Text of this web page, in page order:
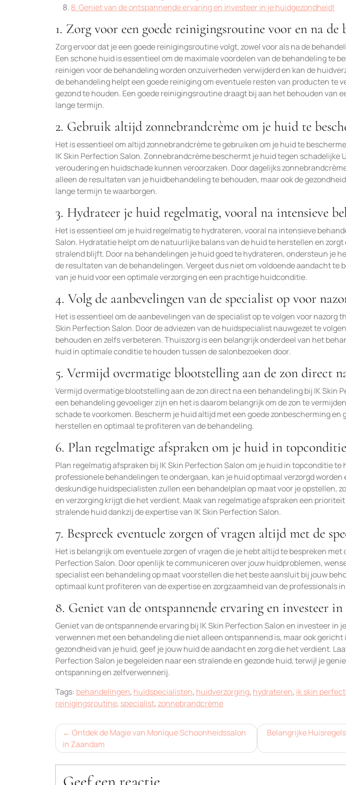
8. Geniet van de ontspannende ervaring en investeer in je huidgezondheid!
1. Zorg voor een goede reinigingsroutine voor en na de
Zorg ervoor dat je een goede reinigingsroutine volgt, zowel voor als na de
Een schone huid is essentieel om de maximale voordelen van de behandeling te
reinigen voor de behandeling worden onzuiverheden verwijderd en kan de
de behandeling helpt een goede reiniging om eventuele resten van producten te
gezond te houden. Een goede reinigingsroutine draagt bij aan het behouden van
lange termijn.
2. Gebruik altijd zonnebrandcrème om je huid te
Het is essentieel om altijd zonnebrandcrème te gebruiken om je huid te
IK Skin Perfection Salon. Zonnebrandcrème beschermt je huid tegen schadelijke
veroudering en huidschade kunnen veroorzaken. Door dagelijks
alleen de resultaten van je huidbehandeling te behouden, maar ook de
lange termijn te waarborgen.
3. Hydrateer je huid regelmatig, vooral na intensieve
Het is essentieel om je huid regelmatig te hydrateren, vooral na intensieve
Salon. Hydratatie helpt om de natuurlijke balans van de huid te herstellen en zorgt
stralend blijft. Door na behandelingen je huid goed te hydrateren, ondersteun je
de resultaten van de behandelingen. Vergeet dus niet om voldoende aandacht te
van je huid voor een optimale verzorging en een prachtige huidconditie.
4. Volg de aanbevelingen van de specialist op voor
Het is essentieel om de aanbevelingen van de specialist op te volgen voor nazorg
Skin Perfection Salon. Door de adviezen van de huidspecialist nauwgezet te
behouden en zelfs verbeteren. Thuiszorg is een belangrijk onderdeel van het
huid in optimale conditie te houden tussen de salonbezoeken door.
5. Vermijd overmatige blootstelling aan de zon direct
Vermijd overmatige blootstelling aan de zon direct na een behandeling bij IK Skin
een behandeling gevoeliger zijn en het is daarom belangrijk om de zon te
schade te voorkomen. Bescherm je huid altijd met een goede zonbescherming en
herstellen en optimaal te profiteren van de behandeling.
6. Plan regelmatige afspraken om je huid in
Plan regelmatig afspraken bij IK Skin Perfection Salon om je huid in topconditie
professionele behandelingen te ondergaan, kan je huid optimaal verzorgd worden
deskundige huidspecialisten zullen een behandelplan op maat voor je opstellen,
en verzorging krijgt die het verdient. Maak van regelmatige afspraken een
stralende huid dankzij de expertise van IK Skin Perfection Salon.
7. Bespreek eventuele zorgen of vragen altijd met de
Het is belangrijk om eventuele zorgen of vragen die je hebt altijd te bespreken met
Perfection Salon. Door openlijk te communiceren over jouw huidproblemen,
specialist een behandeling op maat voorstellen die het beste aansluit bij jouw
optimaal kunt profiteren van de expertise en zorgzaamheid van de professionals
8. Geniet van de ontspannende ervaring en investeer
Geniet van de ontspannende ervaring bij IK Skin Perfection Salon en investeer in
verwennen met een behandeling die niet alleen ontspannend is, maar ook gericht
gezondheid van je huid, geef je jouw huid de aandacht en zorg die het verdient.
Perfection Salon je begeleiden naar een stralende en gezonde huid, terwijl je
ontspanning en zelfverwennerij.
Tags: behandelingen, huidspecialisten, huidverzorging, hydrateren, ik skin
reinigingsroutine, specialist,zonnebrandcrème
Bericht
navigatie
Ontdek de Magie van Monique Schoonheidssalon
in Zaandam
Belangrijke